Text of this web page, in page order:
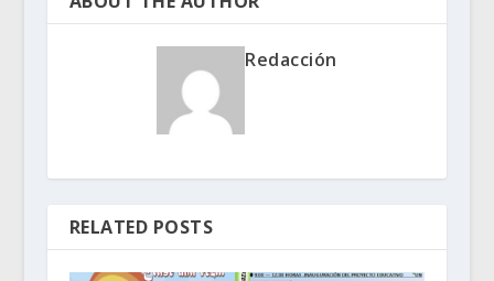
Redacción
RELATED POSTS